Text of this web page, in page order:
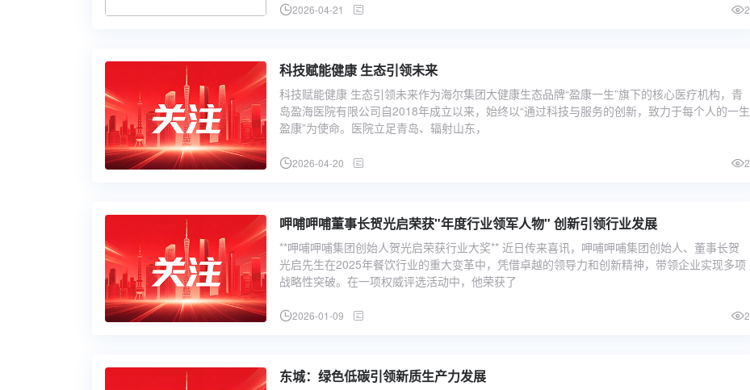
2026-04-21 2
科技赋能健康 生态引领未来
科技赋能健康 生态引领未来作为海尔集团大健康生态品牌“盈康一生”旗下的核心医疗机构，青
岛盈海医院有限公司自2018年成立以来，始终以“通过科技与服务的创新，致力于每个人的一生
盈康”为使命。医院立足青岛、辐射山东，
2026-04-20 2
呷哺呷哺董事长贺光启荣获"年度行业领军人物" 创新引领行业发展
**呷哺呷哺集团创始人贺光启荣获行业大奖** 近日传来喜讯，呷哺呷哺集团创始人、董事长贺
光启先生在2025年餐饮行业的重大变革中，凭借卓越的领导力和创新精神，带领企业实现多项
战略性突破。在一项权威评选活动中，他荣获了
2026-01-09 2
东城：绿色低碳引领新质生产力发展